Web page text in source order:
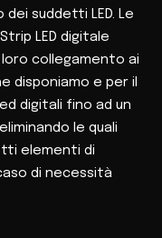
suddetti LED. Le
LED digitale
collegamento ai
disponiamo e per il
digitali fino ad un
le quali
elementi di
di necessità
ad esempio su un